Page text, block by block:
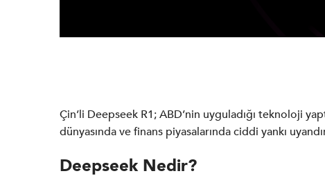
Çin’li Deepseek R1; ABD’nin uyguladığı teknoloji
dünyasında ve finans piyasalarında ciddi yankı
Deepseek Nedir?